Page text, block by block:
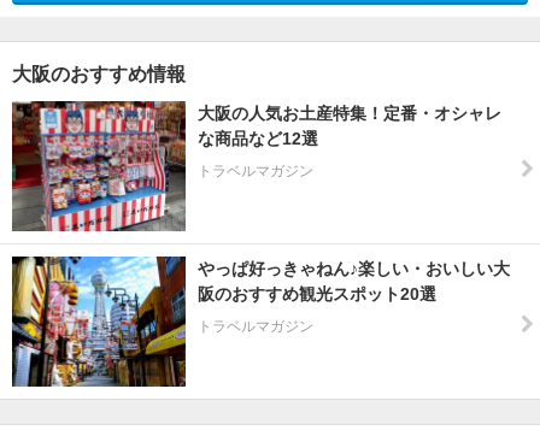
大阪のおすすめ情報
大阪の人気お土産特集！定番・オシャレ
な商品など12選
トラベルマガジン
やっぱ好っきゃねん♪楽しい・おいしい大
阪のおすすめ観光スポット20選
トラベルマガジン